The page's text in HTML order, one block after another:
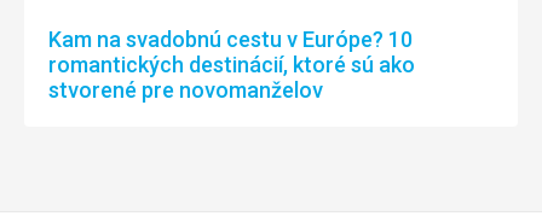
Kam na svadobnú cestu v Európe? 10
romantických destinácií, ktoré sú ako
stvorené pre novomanželov